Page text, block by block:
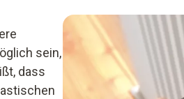
sein,
dass